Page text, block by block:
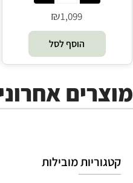
₪1,099
הוסף לסל
מוצרים
קטגוריות מובילות